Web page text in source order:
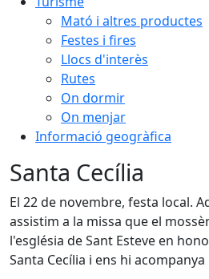
Mató i altres productes
Festes i fires
Llocs d'interès
Rutes
On dormir
On menjar
Informació geogràfica
Santa Cecília
El 22 de novembre, festa local.
assistim a la missa que el
l'església de Sant Esteve en
Santa Cecília i ens hi